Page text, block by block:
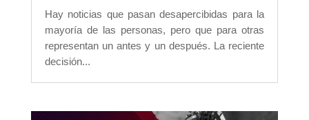
Hay noticias que pasan desapercibidas para la
mayoría de las personas, pero que para otras
representan un antes y un después. La reciente
decisión...